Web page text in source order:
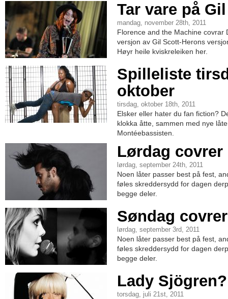
Tar vare på
mandag, november 28th, 2011
Florence and the Machine covrar
versjon av Gil Scott-Herons
Høyr heile kviskreleiken her.
Spilleliste
oktober
tirsdag, oktober 18th, 2011
Elsker eller hater du fan fiction?
klokka åtte, sammen med nye
Montéebassisten.
Lørdag covrer
lørdag, september 24th, 2011
Noen låter passer best på fest,
føles skreddersydd for dagen
begge deler.
Søndag
lørdag, september 3rd, 2011
Noen låter passer best på fest,
føles skreddersydd for dagen
begge deler.
Lady
torsdag, juli 21st, 2011